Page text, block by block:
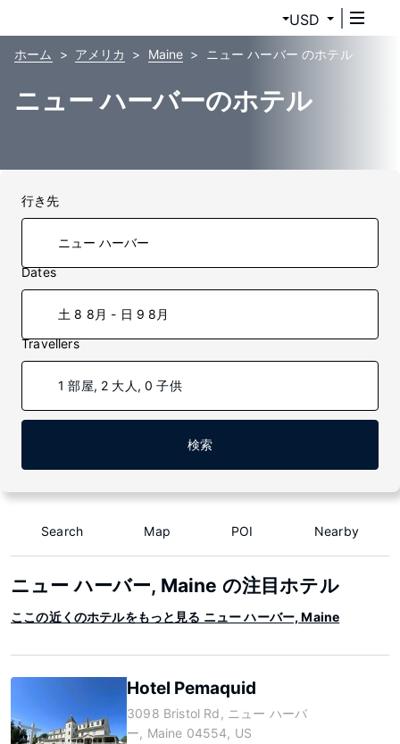
USD
ホーム アメリカ Maine ニュー ハーバー のホテル
ニュー ハーバーのホテル
行き先
Dates
土 8 8月 - 日 9 8月
Travellers
1 部屋, 2 大人, 0 子供
検索
Search Map POI Nearby
ニュー ハーバー, Maine の注目ホテル
ここの近くのホテルをもっと見る ニュー ハーバー, Maine
Hotel Pemaquid
3098 Bristol Rd, ニュー ハーバ
ー, Maine 04554, US